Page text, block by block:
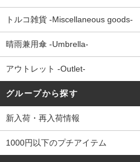
トルコ雑貨 -Miscellaneous goods-
晴雨兼用傘 -Umbrella-
アウトレット -Outlet-
グループから探す
新入荷・再入荷情報
1000円以下のプチアイテム